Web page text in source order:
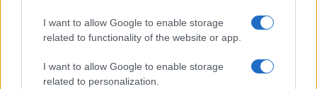
I want to allow Google to enable storage
related to functionality of the website or app.
I want to allow Google to enable storage
related to personalization.
Alessandro Tassinari
Alessandro Tassinari, torinese con passaporto
dopo un incontro al Rifugio Garelli: oggi cura
storie di viaggio in chiave narrativa. In